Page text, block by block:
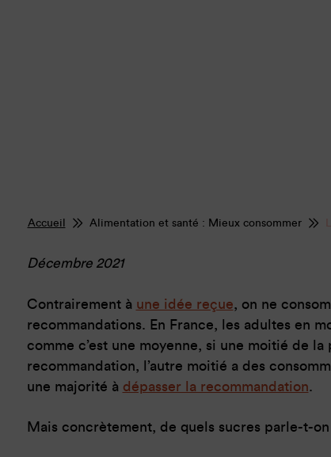
Accueil Alimentation et santé : Mieux consommer
Décembre 2021
Contrairement à une idée reçue, on ne
recommandations. En France, les adultes en
comme c’est une moyenne, si une moitié de
recommandation, l’autre moitié a des
une majorité à dépasser la recommandation.
Mais concrètement, de quels sucres parle-t-